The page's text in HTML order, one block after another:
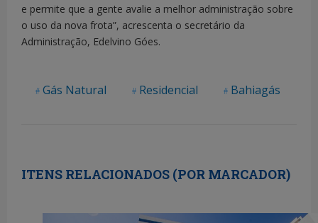
e permite que a gente avalie a melhor administração sobre
o uso da nova frota”, acrescenta o secretário da
Administração, Edelvino Góes.
Gás Natural Residencial Bahiagás
ITENS RELACIONADOS (POR MARCADOR)